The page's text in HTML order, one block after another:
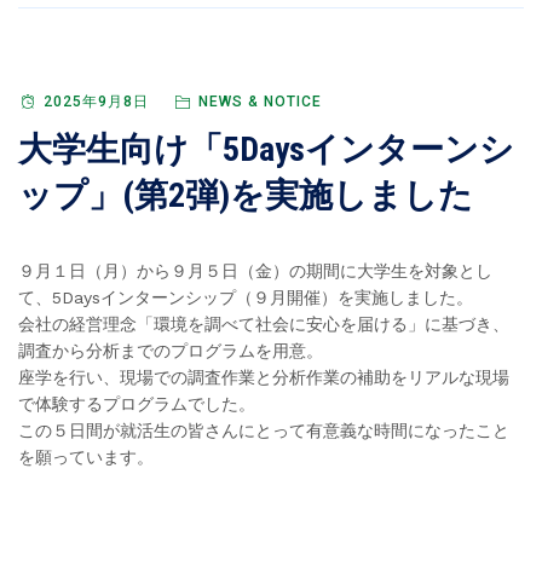
2025年9月8日 NEWS & NOTICE
大学生向け「5Daysインターンシ
ップ」(第2弾)を実施しました
９月１日（月）から９月５日（金）の期間に大学生を対象とし
て、5Daysインターンシップ（９月開催）を実施しました。
会社の経営理念「環境を調べて社会に安心を届ける」に基づき、
調査から分析までのプログラムを用意。
座学を行い、現場での調査作業と分析作業の補助をリアルな現場
で体験するプログラムでした。
この５日間が就活生の皆さんにとって有意義な時間になったこと
を願っています。